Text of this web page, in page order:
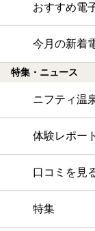
おすすめ電
今月の新着
特集・ニュース
ニフティ温
体験レポート
口コミを見
特集